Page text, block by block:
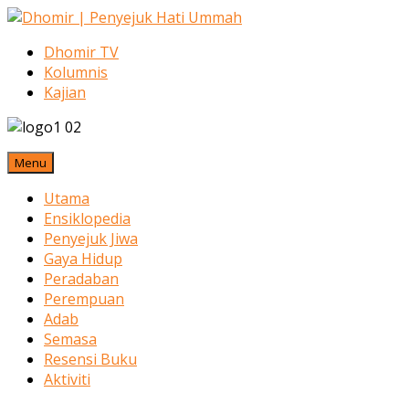
Dhomir TV
Kolumnis
Kajian
Menu
Utama
Ensiklopedia
Penyejuk Jiwa
Gaya Hidup
Peradaban
Perempuan
Adab
Semasa
Resensi Buku
Aktiviti